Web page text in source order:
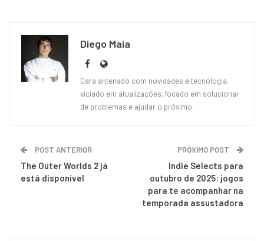
Diego Maia
Cara antenado com novidades e tecnologia,
viciado em atualizações, focado em solucionar
de problemas e ajudar o próximo.
POST ANTERIOR
The Outer Worlds 2 já
está disponível
PRÓXIMO POST
Indie Selects para
outubro de 2025: jogos
para te acompanhar na
temporada assustadora